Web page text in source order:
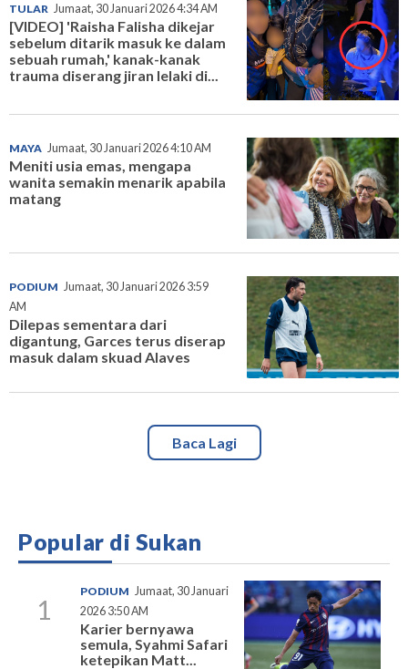
TULAR Jumaat, 30 Januari 2026 4:34 AM
[VIDEO] 'Raisha Falisha dikejar
sebelum ditarik masuk ke dalam
sebuah rumah,' kanak-kanak
trauma diserang jiran lelaki di...
MAYA Jumaat, 30 Januari 2026 4:10 AM
Meniti usia emas, mengapa
wanita semakin menarik apabila
matang
PODIUM Jumaat, 30 Januari 2026 3:59
AM
Dilepas sementara dari
digantung, Garces terus diserap
masuk dalam skuad Alaves
Baca Lagi
Popular di Sukan
1
PODIUM Jumaat, 30 Januari
2026 3:50 AM
Karier bernyawa
semula, Syahmi Safari
ketepikan Matt...